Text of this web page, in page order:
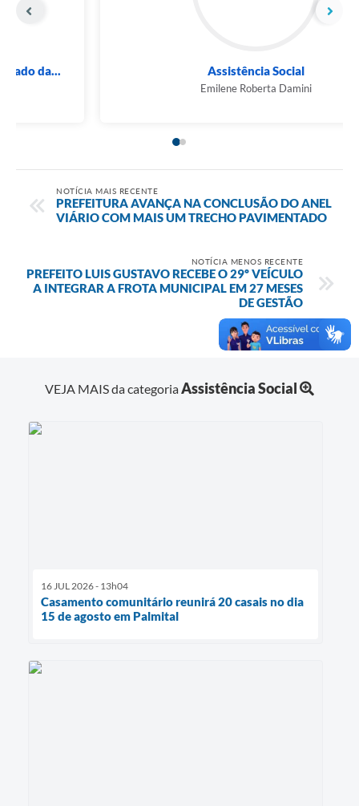
CREAS - Centro de Referência Especializado da...
Lais Favareto Toneli
NOTÍCIA MAIS RECENTE
PREFEITURA AVANÇA NA CONCLUSÃO DO ANEL
VIÁRIO COM MAIS UM TRECHO PAVIMENTADO
NOTÍCIA MENOS RECENTE
PREFEITO LUIS GUSTAVO RECEBE O 29º VEÍCULO
A INTEGRAR A FROTA MUNICIPAL EM 27 MESES
DE GESTÃO
VEJA MAIS da categoriaAssistência Social
16 JUL 2026 - 13h04
Casamento comunitário reunirá 20 casais no dia
15 de agosto em Palmital